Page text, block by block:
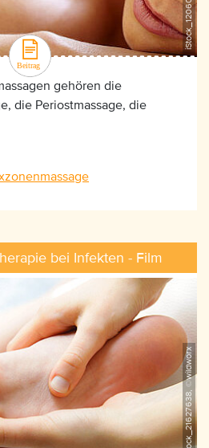
gehören die
die Periostmassage, die
bei Infekten - Film
AdobeStock_21627638, ©wildworx